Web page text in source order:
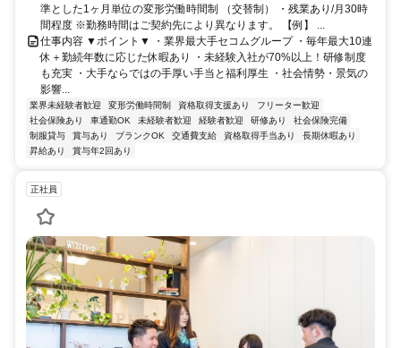
準とした1ヶ月単位の変形労働時間制 （交替制） ・残業あり/月30時
間程度 ※勤務時間はご契約先により異なります。 【例】 ...
仕事内容 ▼ポイント▼ ・業界最大手セコムグループ ・毎年最大10連
休＋勤続年数に応じた休暇あり ・未経験入社が70%以上！研修制度
も充実 ・大手ならではの手厚い手当と福利厚生 ・社会情勢・景気の
影響...
業界未経験者歓迎 変形労働時間制 資格取得支援あり
フリーター歓迎
社会保険あり
車通勤OK 未経験者歓迎 経験者歓迎 研修あり
社会保険完備
制服貸与
賞与あり ブランクOK 交通費支給 資格取得手当あり
長期休暇あり
昇給あり
賞与年2回あり
正社員